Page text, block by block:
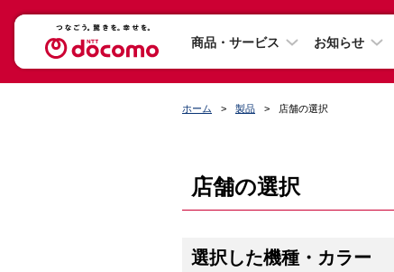
商品・サービス お知らせ
ホーム 製品 店舗の選択
店舗の選択
選択した機種・カラー